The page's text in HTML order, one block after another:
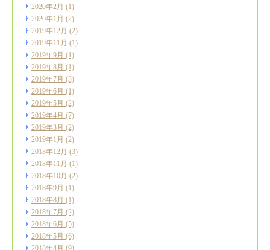
2020年2月 (1)
2020年1月 (2)
2019年12月 (2)
2019年11月 (1)
2019年9月 (1)
2019年8月 (1)
2019年7月 (3)
2019年6月 (1)
2019年5月 (2)
2019年4月 (7)
2019年3月 (2)
2019年1月 (2)
2018年12月 (3)
2018年11月 (1)
2018年10月 (2)
2018年9月 (1)
2018年8月 (1)
2018年7月 (2)
2018年6月 (5)
2018年5月 (6)